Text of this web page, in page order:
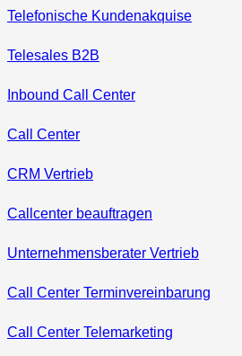
Telefonische Kundenakquise
Telesales B2B
Inbound Call Center
Call Center
CRM Vertrieb
Callcenter beauftragen
Unternehmensberater Vertrieb
Call Center Terminvereinbarung
Call Center Telemarketing